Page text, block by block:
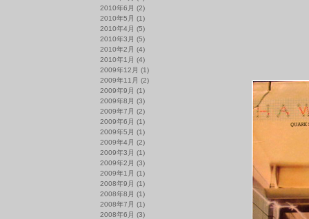
2010年6月 (2)
2010年5月 (1)
2010年4月 (5)
2010年3月 (5)
2010年2月 (4)
2010年1月 (4)
2009年12月 (1)
2009年11月 (2)
2009年9月 (1)
2009年8月 (3)
2009年7月 (2)
2009年6月 (1)
2009年5月 (1)
2009年4月 (2)
2009年3月 (1)
2009年2月 (3)
2009年1月 (1)
2008年9月 (1)
2008年8月 (1)
2008年7月 (1)
2008年6月 (3)